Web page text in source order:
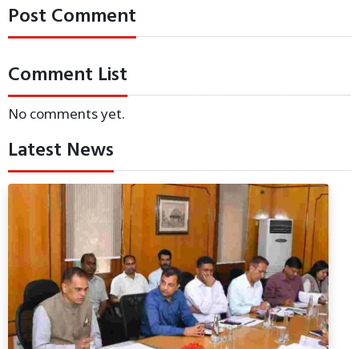
Post Comment
Comment List
No comments yet.
Latest News